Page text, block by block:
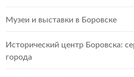
Музеи и выставки в Боровске
Исторический центр Боровска:
города